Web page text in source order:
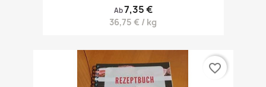
Ab7,35 €
36,75 € / kg
favorite_border